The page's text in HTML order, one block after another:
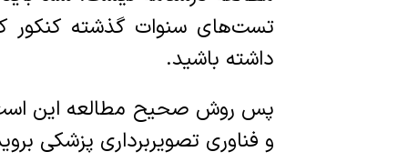
تست‌های سنوات گذشته کنکور
داشته باشید.
پس روش صحیح مطالعه این است
و فناوری تصویربرداری پزشکی